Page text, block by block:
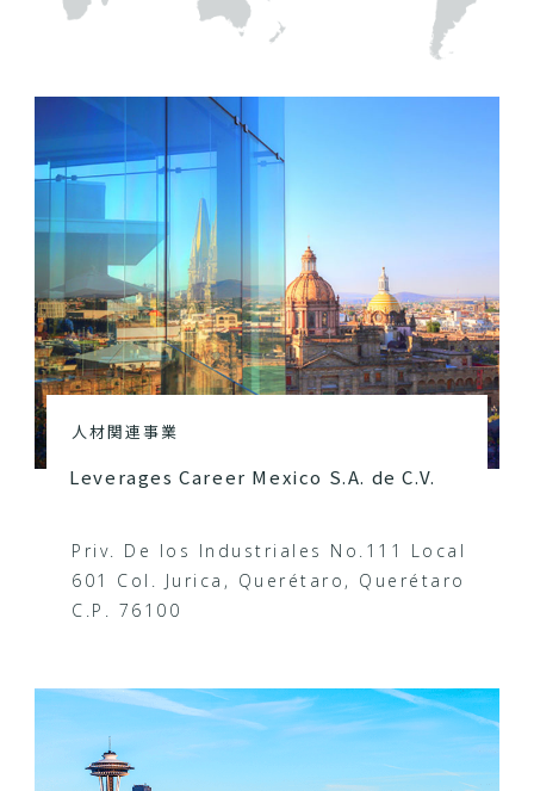
人材関連事業
Leverages Career Mexico S.A. de C.V.
Priv. De los Industriales No.111 Local
601 Col. Jurica, Querétaro, Querétaro
C.P. 76100